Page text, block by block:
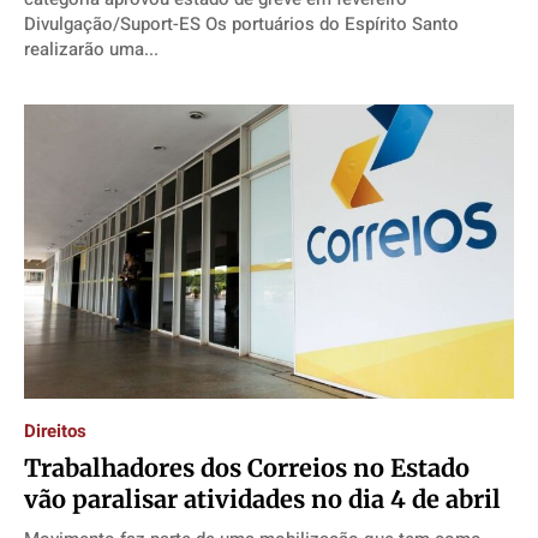
Divulgação/Suport-ES Os portuários do Espírito Santo
realizarão uma...
Direitos
Trabalhadores dos Correios no Estado
vão paralisar atividades no dia 4 de abril